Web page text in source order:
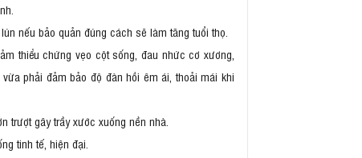
nếu bảo quản đúng cách sẽ làm tăng tuổi thọ.
thiểu chứng vẹo cột sống, đau nhức cơ xương,
phải đảm bảo độ đàn hồi êm ái, thoải mái khi
trượt gây trầy xước xuống nền nhà.
tinh tế, hiện đại.